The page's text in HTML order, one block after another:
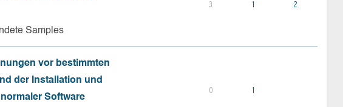
Samples
3 1 2
vor bestimmten
der Installation und
Software
0 1